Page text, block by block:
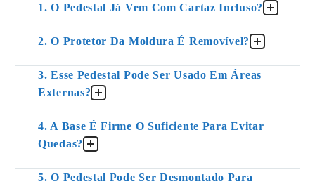
1. O Pedestal Já Vem Com Cartaz Incluso?
2. O Protetor Da Moldura É Removível?
3. Esse Pedestal Pode Ser Usado Em Áreas
Externas?
4. A Base É Firme O Suficiente Para Evitar
Quedas?
5. O Pedestal Pode Ser Desmontado Para